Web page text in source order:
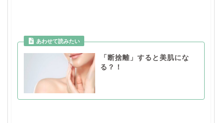
「断捨離」すると美肌にな
る？！